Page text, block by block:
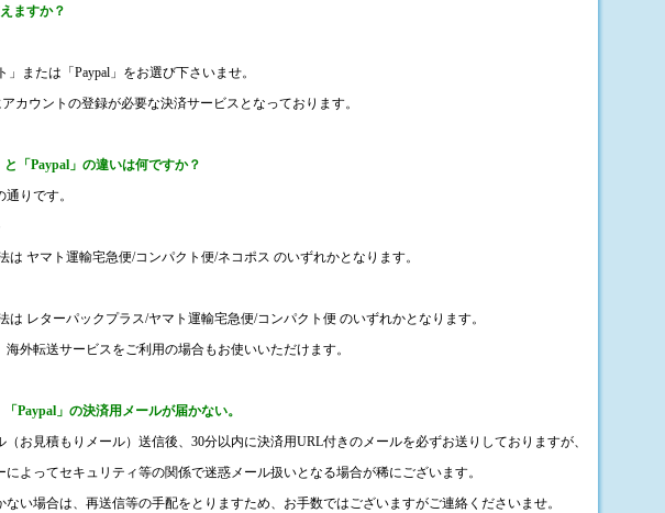
ますか？
」または「Paypal」をお選び下さいませ。
カウントの登録が必要な決済サービスとなっております。
「Paypal」の違いは何ですか？
りです。
は ヤマト運輸宅急便/コンパクト便/ネコポス のいずれかとなります。
は レターパックプラス/ヤマト運輸宅急便/コンパクト便 のいずれかとなります。
外転送サービスをご利用の場合もお使いいただけます。
Paypal」の決済用メールが届かない。
お見積もりメール）送信後、30分以内に決済用URL付きのメールを必ずお送りしておりますが、
によってセキュリティ等の関係で迷惑メール扱いとなる場合が稀にございます。
ない場合は、再送信等の手配をとりますため、お手数ではございますがご連絡くださいませ。